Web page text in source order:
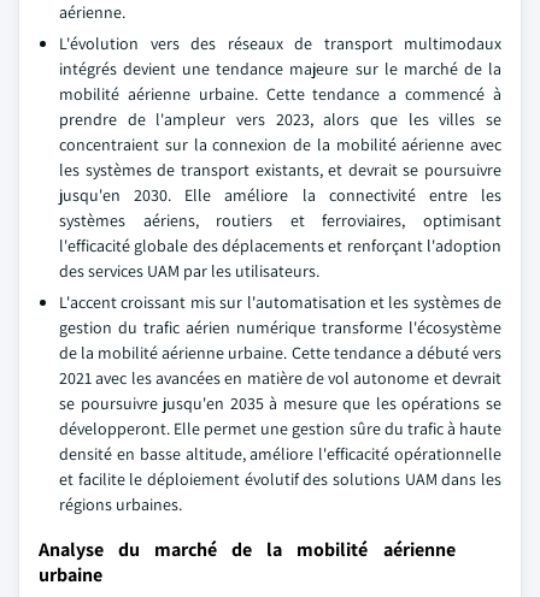
aérienne.
L'évolution vers des réseaux de transport multimodaux
intégrés devient une tendance majeure sur le marché de la
mobilité aérienne urbaine. Cette tendance a commencé à
prendre de l'ampleur vers 2023, alors que les villes se
concentraient sur la connexion de la mobilité aérienne avec
les systèmes de transport existants, et devrait se poursuivre
jusqu'en 2030. Elle améliore la connectivité entre les
systèmes aériens, routiers et ferroviaires, optimisant
l'efficacité globale des déplacements et renforçant l'adoption
des services UAM par les utilisateurs.
L'accent croissant mis sur l'automatisation et les systèmes de
gestion du trafic aérien numérique transforme l'écosystème
de la mobilité aérienne urbaine. Cette tendance a débuté vers
2021 avec les avancées en matière de vol autonome et devrait
se poursuivre jusqu'en 2035 à mesure que les opérations se
développeront. Elle permet une gestion sûre du trafic à haute
densité en basse altitude, améliore l'efficacité opérationnelle
et facilite le déploiement évolutif des solutions UAM dans les
régions urbaines.
Analyse du marché de la mobilité aérienne
urbaine